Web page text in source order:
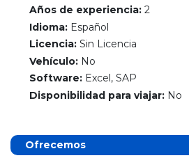
Años de experiencia: 2
Idioma: Español
Licencia: Sin Licencia
Vehículo: No
Software: Excel, SAP
Disponibilidad para viajar: No
Ofrecemos